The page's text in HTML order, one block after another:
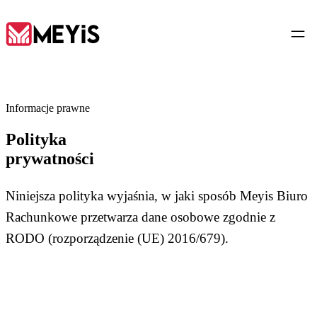
01Strona główna
O nas
Usługi
Informacje prawne
Polityka
prywatności
Niniejsza polityka wyjaśnia, w jaki sposób Meyis Biuro
Rachunkowe przetwarza dane osobowe zgodnie z
RODO (rozporządzenie (UE) 2016/679).